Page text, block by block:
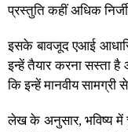
प्रस्तुति कहीं अधिक
इसके बावजूद एआई
इन्हें तैयार करना सस्ता है
कि इन्हें मानवीय सामग्री
लेख के अनुसार, भविष्य में